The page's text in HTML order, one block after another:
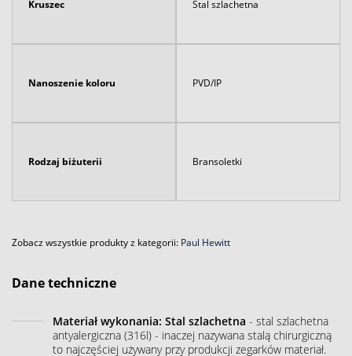
Kruszec Stal szlachetna
Nanoszenie koloru PVD/IP
Rodzaj biżuterii Bransoletki
Zobacz wszystkie produkty z kategorii: Paul Hewitt
Dane techniczne
Materiał wykonania: Stal szlachetna - stal szlachetna
antyalergiczna (316l) - inaczej nazywana stalą chirurgiczną
to najczęściej używany przy produkcji zegarków materiał.